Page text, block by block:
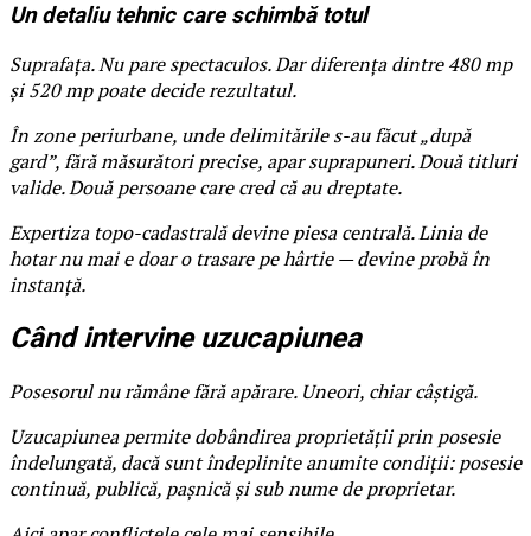
Un detaliu tehnic care schimbă totul
Suprafața. Nu pare spectaculos. Dar diferența dintre 480 mp
și 520 mp poate decide rezultatul.
În zone periurbane, unde delimitările s-au făcut „după
gard”, fără măsurători precise, apar suprapuneri. Două titluri
valide. Două persoane care cred că au dreptate.
Expertiza topo-cadastrală devine piesa centrală. Linia de
hotar nu mai e doar o trasare pe hârtie — devine probă în
instanță.
Când intervine uzucapiunea
Posesorul nu rămâne fără apărare. Uneori, chiar câștigă.
Uzucapiunea permite dobândirea proprietății prin posesie
îndelungată, dacă sunt îndeplinite anumite condiții: posesie
continuă, publică, pașnică și sub nume de proprietar.